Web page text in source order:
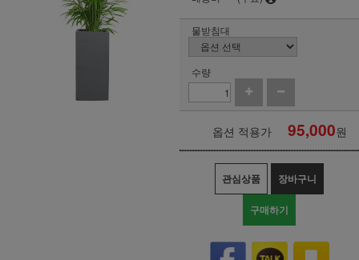
물받침대
수량
옵션 적용가 95,000원
관심상품 장바구니
구매하기